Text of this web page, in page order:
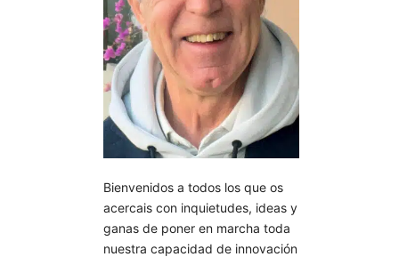
Bienvenidos a todos los que os
acercais con inquietudes, ideas y
ganas de poner en marcha toda
nuestra capacidad de innovación